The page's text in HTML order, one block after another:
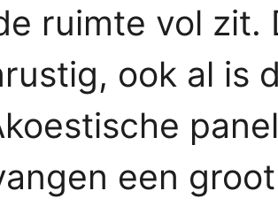
ruimte vol zit.
ook al is
een